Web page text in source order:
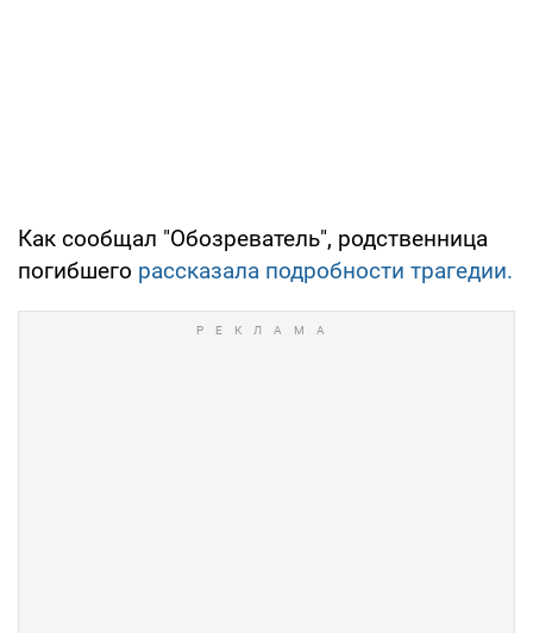
Как сообщал "Обозреватель", родственница
погибшего рассказала подробности трагедии.